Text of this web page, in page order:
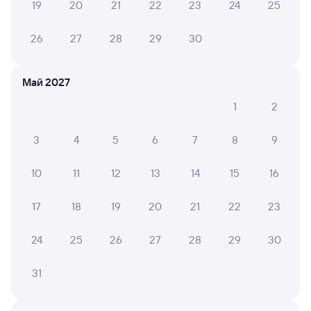
Частые вопросы
Как вернуть билет?
пассажира?
бухгалтерии?
19 20 21 22 23 24 25
26 27 28 29 30
Май 2027
1
2
3 4 5 6 7 8 9
10 11 12 13 14 15 16
17 18 19 20 21 22 23
24 25 26 27 28 29 30
31